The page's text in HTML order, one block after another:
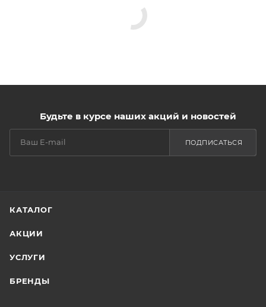
Будьте в курсе наших акций и новостей
ПОДПИСАТЬСЯ
КАТАЛОГ
АКЦИИ
УСЛУГИ
БРЕНДЫ